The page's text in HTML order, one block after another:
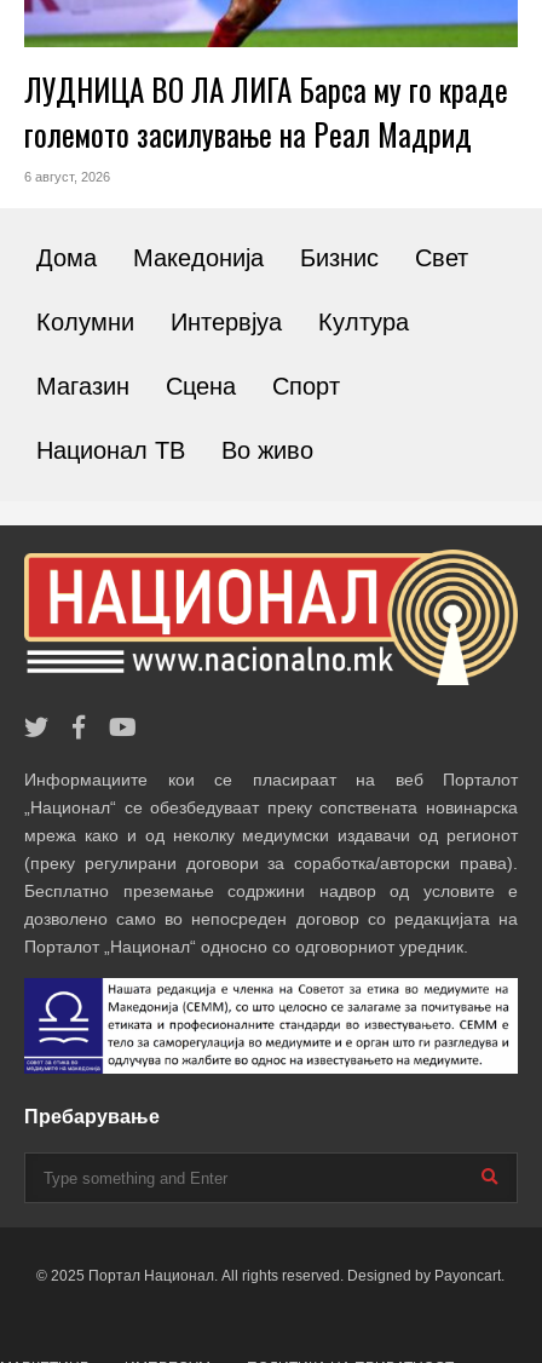
ЛУДНИЦА ВО ЛА ЛИГА Барса му го краде
големото засилување на Реал Мадрид
6 август, 2026
Дома Македонија Бизнис Свет
Колумни Интервјуа Култура
Магазин Сцена Спорт
Национал ТВ Во живо
Информациите кои се пласираат на веб Порталот
„Национал“ се обезбедуваат преку сопствената новинарска
мрежа како и од неколку медиумски издавачи од регионот
(преку регулирани договори за соработка/авторски права).
Бесплатно преземање содржини надвор од условите е
дозволено само во непосреден договор со редакцијата на
Порталот „Национал“ односно со одговорниот уредник.
Пребарување
© 2025 Портал Национал. All rights reserved. Designed by Payoncart.